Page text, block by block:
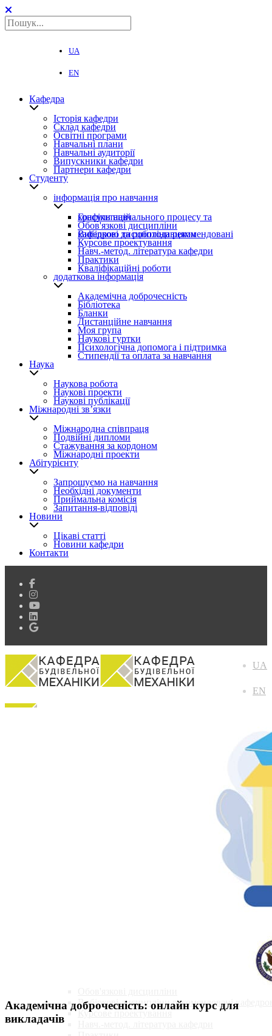
UA
EN
Кафедра
Історія кафедри
Склад кафедри
Освітні програми
Навчальні плани
Навчальні аудиторії
Випускники кафедри
Партнери кафедри
Студенту
інформація про навчання
Графіки навчального процесу та консультацій
Обов'язкові дисципліни
Вибіркові дисципліни рекомендовані кафедрою та роботодавцями
Курсове проектування
Навч.-метод. література кафедри
Практики
Кваліфікаційні роботи
додаткова інформація
Академічна доброчесність
Бібліотека
Бланки
Дистанційне навчання
Моя група
Наукові гуртки
Психологічна допомога і підтримка
Стипендії та оплата за навчання
Наука
Наукова робота
Наукові проекти
Наукові публікації
Міжнародні зв’язки
Міжнародна співпраця
Подвійні дипломи
Стажування за кордоном
Міжнародні проекти
Абітурієнту
Запрошуємо на навчання
Необхідні документи
Приймальна комісія
Запитання-відповіді
Новини
Цікаві статті
Новини кафедри
Контакти
UA
EN
Графіки навчального процесу та консультацій
Вибіркові дисципліни рекомендовані
Курсове проектування
Академічна доброчесність: онлайн курс для
викладачів